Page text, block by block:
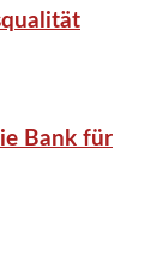
Bank für